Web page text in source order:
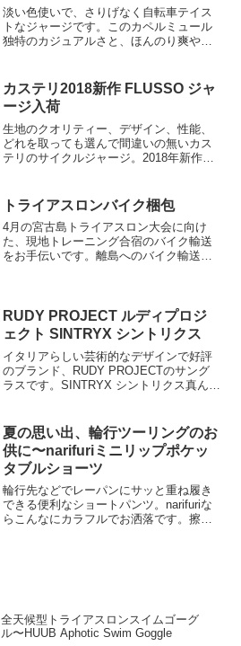
淡い色使いで、さりげなく自転車テイス
トなジャージです。このカペルミュール
独特のカジュアルさと、ほんのり爽やか
イクルジャージの機能もバッチリです。
自転車ウェアが欲しいけど...
カステリ2018新作 FLUSSO ジャ
ージ入荷
生地のクオリティー、デザイン、性能、
どれを取っても選んで間違いの無いカス
テリのサイクルジャージ。2018年新作入
トライアスロンバイク梱包
4月の宮古島トライアスロン大会に向け
た、現地トレーニング合宿のバイク輸送
をお手伝いです。離島へのバイク輸送
畳んで保管できる、Qbicl...
RUDY PROJECT ルディプロジ
ェクト SINTRYX シントリクス
イタリアらしい芸術的なデザインで好評
のブランド、RUDY PROJECTのサング
ラスです。SINTRYX シントリクス真ん中
果の高そうなエアインテークは正に機能
美。レン...
夏の思い出、輪行ツーリングのお
供に〜narifuriミニリップポケッ
タブルショーツ
輪行先などでレーパンにサッと重ね履き
できる便利なショートパンツ。narifuriな
らこんなにカラフルでお洒落です。擦れ
全天候型トライアスロンスイムゴーグ
ル〜HUUB Aphotic Swim Goggle